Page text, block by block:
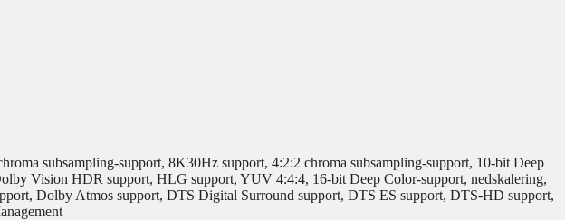
subsampling-support, 8K30Hz support, 4:2:2 chroma subsampling-support, 10-bit Deep
Vision HDR support, HLG support, YUV 4:4:4, 16-bit Deep Color-support, nedskalering,
Dolby Atmos support, DTS Digital Surround support, DTS ES support, DTS-HD support,